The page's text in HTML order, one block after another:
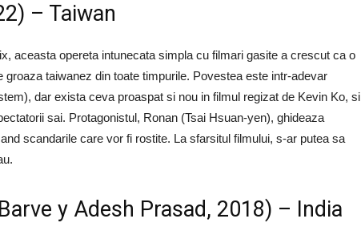
– Taiwan
aceasta opereta intunecata simpla cu filmari gasite a crescut ca o
groaza taiwanez din toate timpurile. Povestea este intr-adevar
dar exista ceva proaspat si nou in filmul regizat de Kevin Ko, si
sai. Protagonistul, Ronan (Tsai Hsuan-yen), ghideaza
scandarile care vor fi rostite. La sfarsitul filmului, s-ar putea sa
y Adesh Prasad, 2018) – India